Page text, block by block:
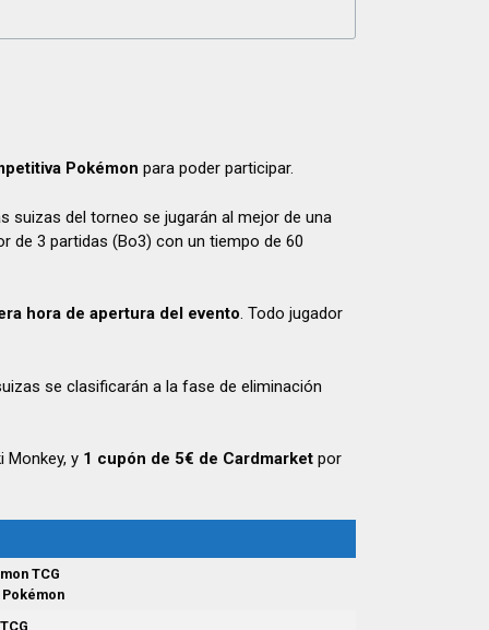
Pokémon para poder participar.
suizas del torneo se jugarán al mejor de una
de 3 partidas (Bo3) con un tiempo de 60
hora de apertura del evento. Todo jugador
se clasificarán a la fase de eliminación
Monkey, y 1 cupón de 5€ de Cardmarket por
TCG